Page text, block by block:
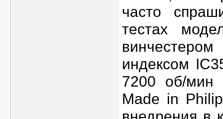
часто
тестах
индексом
7200 об/мин
Made in